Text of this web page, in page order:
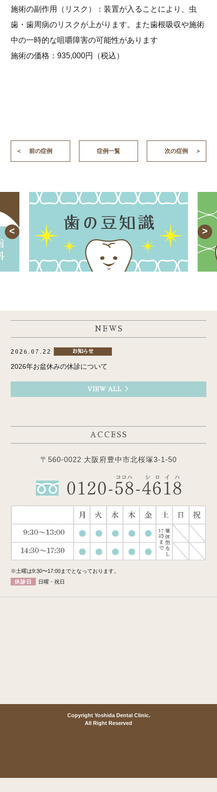
施術の副作用（リスク）：装置が入ることにより、虫
歯・歯周病のリスクが上がります。また歯根吸収や施術
中の一時的な咀嚼障害の可能性があります
施術の価格：935,000円
（税込）
前の症例 症例一覧 次の症例
NEWS
2026.07.22 お知らせ
2026年お盆休みの休診について
VIEW ALL ＞
ACCESS
〒560-0022 大阪府豊中市北桜塚3-1-50
※土曜は9:30〜17:00までとなっております。
休診日
日曜・祝日
Copyright Yoshida Dental Clinic.
All Right Reserved